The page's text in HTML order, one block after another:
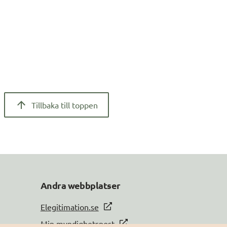
Tillbaka till toppen
Andra webbplatser
Elegitimation.se
Min myndighetspost